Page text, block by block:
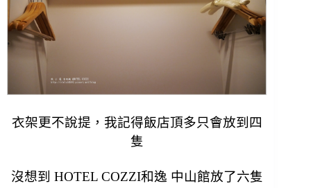
衣架更不說提，我記得飯店頂多只會放到四
隻
沒想到 HOTEL COZZI和逸 中山館放了六隻